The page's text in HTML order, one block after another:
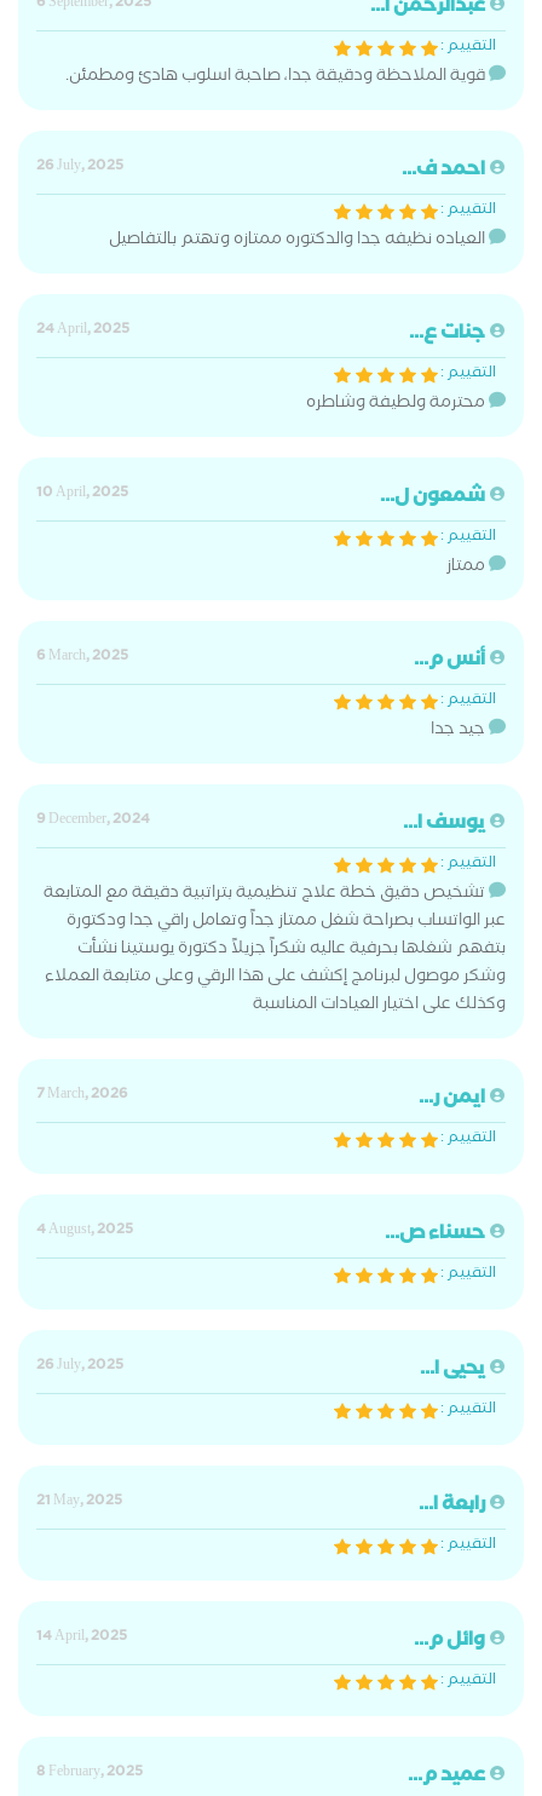
عبدالرحمن ا...
التقييم :
قوية الملاحظة ودقيقة جدا، صاحبة اسلوب هادئ ومطمئن.
احمد ف...
26 July, 2025
التقييم :
العياده نظيفه جدا والدكتوره ممتازه وتهتم بالتفاصيل
جنات ع...
24 April, 2025
التقييم :
محترمة ولطيفة وشاطره
شمعون ل...
10 April, 2025
التقييم :
ممتاز
أنس م...
6 March, 2025
التقييم :
جيد جدا
يوسف ا...
9 December, 2024
التقييم :
تشخيص دقيق خطة علاج تنظيمية بتراتبية دقيقة مع المتابعة
عبر الواتساب بصراحة شغل ممتاز جداً وتعامل راقي جدا ودكتورة
بتفهم شغلها بحرفية عاليه شكراً جزيلاً دكتورة يوستينا نشأت
وشكر موصول لبرنامج إكشف على هذا الرقي وعلى متابعة العملاء
وكذلك على اختيار العيادات المناسبة
ايمن ر...
7 March, 2026
التقييم :
حسناء ص...
4 August, 2025
التقييم :
يحيى ا...
26 July, 2025
التقييم :
رابعة ا...
21 May, 2025
التقييم :
وائل م...
14 April, 2025
التقييم :
عميد م...
8 February, 2025